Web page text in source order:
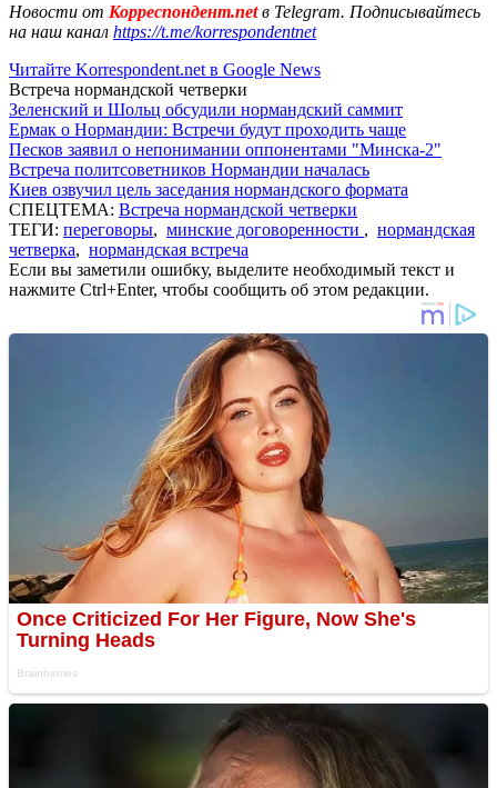
Новости от Корреспондент.netв Telegram. Подписывайтесь
на наш канал https://t.me/korrespondentnet
Читайте Korrespondent.net в Google News
Встреча нормандской четверки
Зеленский и Шольц обсудили нормандский саммит
Ермак о Нормандии: Встречи будут проходить чаще
Песков заявил о непонимании оппонентами "Минска-2"
Встреча политсоветников Нормандии началась
Киев озвучил цель заседания нормандского формата
СПЕЦТЕМА: Встреча нормандской четверки
ТЕГИ: переговоры, минские договоренности , нормандская
четверка, нормандская встреча
Если вы заметили ошибку, выделите необходимый текст и
нажмите Ctrl+Enter, чтобы сообщить об этом редакции.